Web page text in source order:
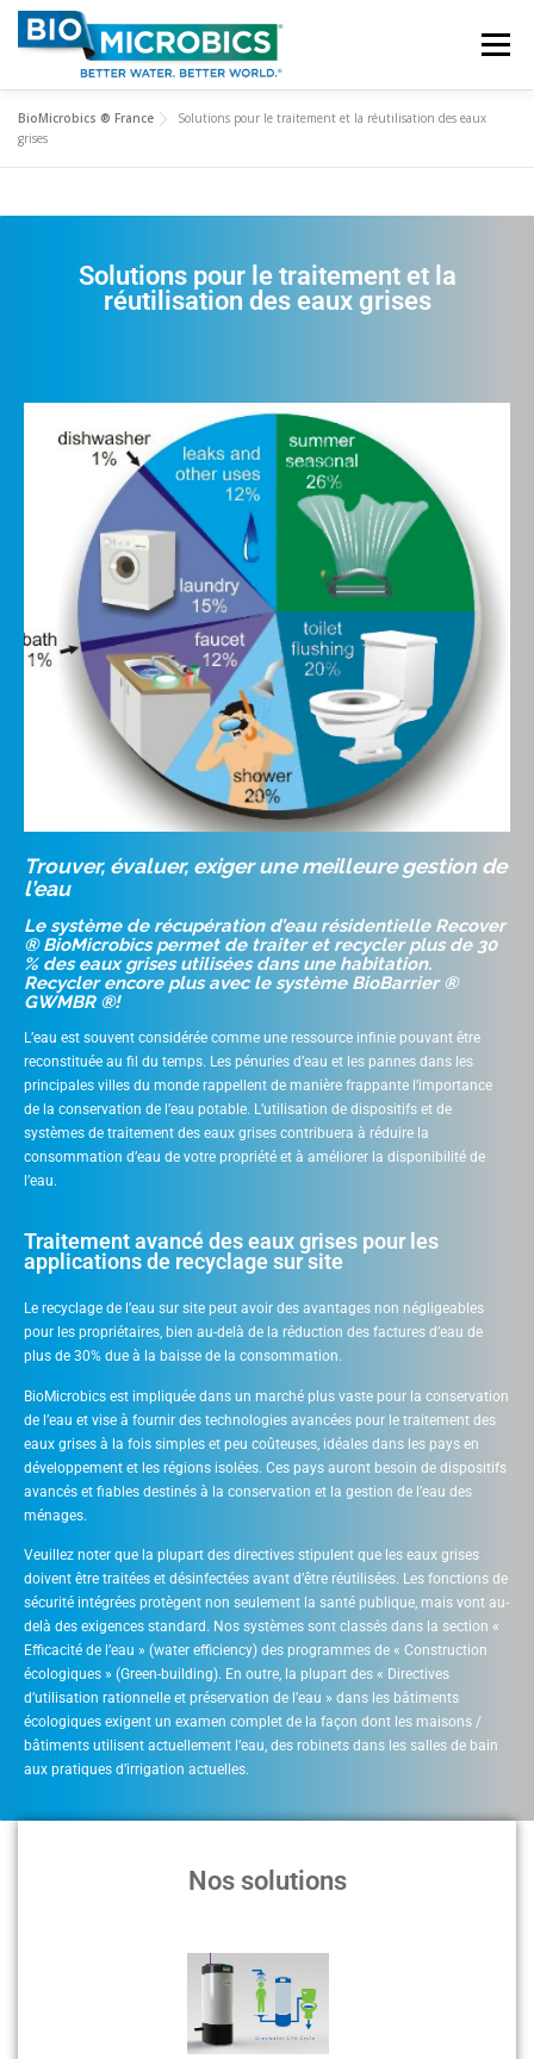
Menu
NOS SERVICES
CONTACT ACQUA.ECOLOGIE
BioMicrobics ® France
Solutions pour le traitement et la réutilisation des eaux
grises
Solutions pour le traitement et la
réutilisation des eaux grises
Trouver, évaluer, exiger une meilleure gestion de
l’eau
Le système de récupération d’eau résidentielle Recover
® BioMicrobics permet de traiter et recycler plus de 30
% des eaux grises utilisées dans une habitation.
Recycler encore plus avec le système BioBarrier ®
GWMBR ®!
L’eau est souvent considérée comme une ressource infinie pouvant être
reconstituée au fil du temps. Les pénuries d’eau et les pannes dans les
principales villes du monde rappellent de manière frappante l’importance
de la conservation de l’eau potable. L’utilisation de dispositifs et de
systèmes de traitement des eaux grises contribuera à réduire la
consommation d’eau de votre propriété et à améliorer la disponibilité de
l’eau.
Traitement avancé des eaux grises pour les
applications de recyclage sur site
Le recyclage de l’eau sur site peut avoir des avantages non négligeables
pour les propriétaires, bien au-delà de la réduction des factures d’eau de
plus de 30% due à la baisse de la consommation.
BioMicrobics est impliquée dans un marché plus vaste pour la conservation
de l’eau et vise à fournir des technologies avancées pour le traitement des
eaux grises à la fois simples et peu coûteuses, idéales dans les pays en
développement et les régions isolées. Ces pays auront besoin de dispositifs
avancés et fiables destinés à la conservation et la gestion de l’eau des
ménages.
Veuillez noter que la plupart des directives stipulent que les eaux grises
doivent être traitées et désinfectées avant d’être réutilisées. Les fonctions de
sécurité intégrées protègent non seulement la santé publique, mais vont au-
delà des exigences standard. Nos systèmes sont classés dans la section «
Efficacité de l’eau » (water efficiency) des programmes de « Construction
écologiques » (Green-building). En outre, la plupart des « Directives
d’utilisation rationnelle et préservation de l’eau » dans les bâtiments
écologiques exigent un examen complet de la façon dont les maisons /
bâtiments utilisent actuellement l’eau, des robinets dans les salles de bain
aux pratiques d’irrigation actuelles.
Nos solutions